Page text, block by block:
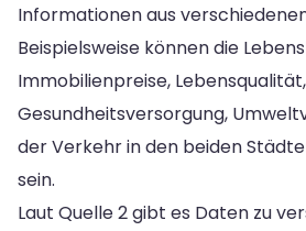
Informationen aus
Beispielsweise können die
Immobilienpreise,
Gesundheitsversorgung,
der Verkehr in den beiden
sein.
Laut Quelle 2 gibt es Daten zu